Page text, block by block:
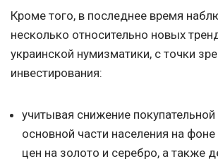
Кроме того, в последнее время
несколько относительно новых
украинской нумизматики, с точки
инвестирования:
учитывая снижение
основной части населения на
цен на золото и серебро, а также